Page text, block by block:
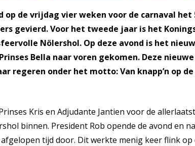
de vrijdag vier weken voor de carnaval het
gevierd. Voor het tweede jaar is het
Nölershol. Op deze avond is het
Bella naar voren gekomen. Deze
regeren onder het motto: Van knapp’n op
Kris en Adjudante Jantien voor de
binnen. President Rob opende de avond en
tijd door. Dit werkte menig keer flink op